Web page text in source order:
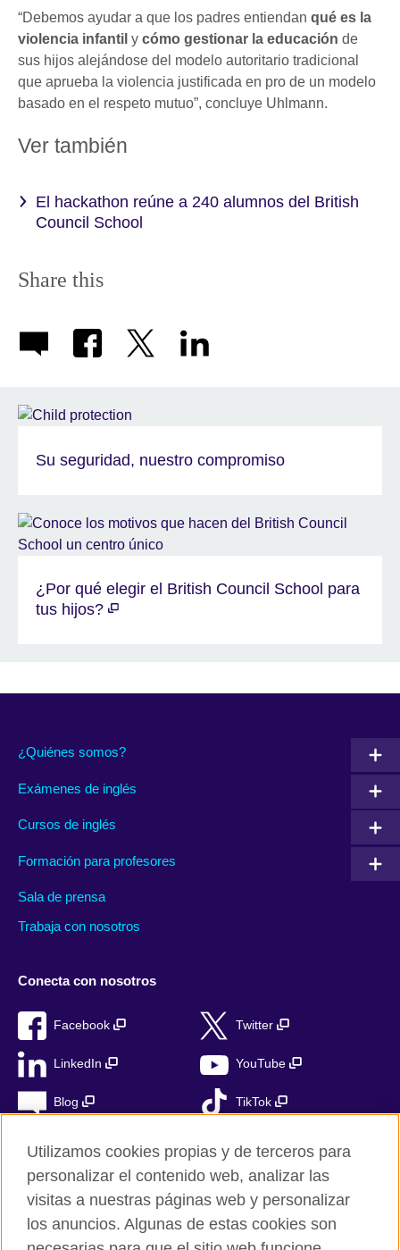
“Debemos ayudar a que los padres entiendan qué es la
violencia infantil y cómo gestionar la educación de
sus hijos alejándose del modelo autoritario tradicional
que aprueba la violencia justificada en pro de un modelo
basado en el respeto mutuo”, concluye Uhlmann.
Ver también
El hackathon reúne a 240 alumnos del British
Council School
Share this
Su seguridad, nuestro compromiso
¿Por qué elegir el British Council School para
tus hijos?
¿Quiénes somos?
Exámenes de inglés
Cursos de inglés
Formación para profesores
Sala de prensa
Trabaja con nosotros
Conecta con nosotros
Facebook Twitter
LinkedIn YouTube
Blog TikTok
British Council Global
Privacidad
Aviso Legal
Utilizamos cookies propias y de terceros para
personalizar el contenido web, analizar las
visitas a nuestras páginas web y personalizar
los anuncios. Algunas de estas cookies son